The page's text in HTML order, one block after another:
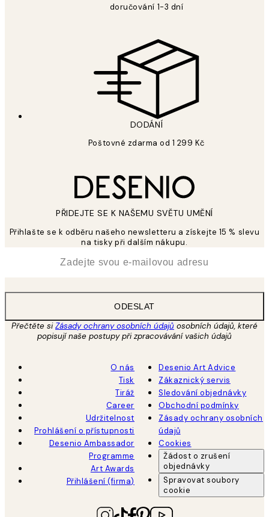
doručování 1-3 dní
DODÁNÍ
Poštovné zdarma od 1 299 Kč
PŘIDEJTE SE K NAŠEMU SVĚTU UMĚNÍ
Přihlašte se k odběru našeho newsletteru a získejte 15 % slevu
na tisky při dalším nákupu.
ODESLAT
Přečtěte siZásady ochrany osobních údajů osobních údajů, které
popisují naše postupy při zpracovávání vašich údajů
O nás
Tisk
Tiráž
Career
Udržitelnost
Prohlášení o přístupnosti
Desenio Ambassador
Programme
Art Awards
Přihlášení (firma)
Desenio Art Advice
Zákaznický servis
Sledování objednávky
Obchodní podmínky
Zásady ochrany osobních
údajů
Cookies
Žádost o zrušení
objednávky
Spravovat soubory
cookie